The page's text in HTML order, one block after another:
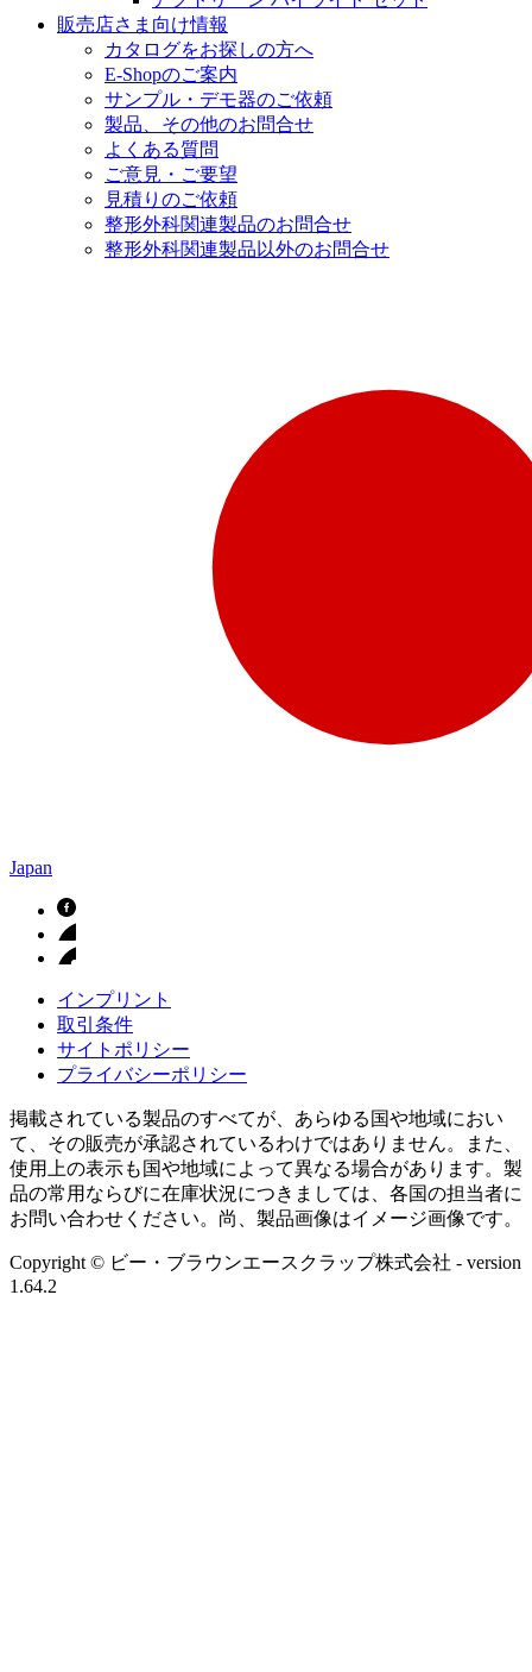
販売店さま向け情報
カタログをお探しの方へ
E-Shopのご案内
サンプル・デモ器のご依頼
製品、その他のお問合せ
よくある質問
ご意見・ご要望
見積りのご依頼
整形外科関連製品のお問合せ
整形外科関連製品以外のお問合せ
Japan
インプリント
取引条件
サイトポリシー
プライバシーポリシー
掲載されている製品のすべてが、あらゆる国や地域におい
て、その販売が承認されているわけではありません。また、
使用上の表示も国や地域によって異なる場合があります。製
品の常用ならびに在庫状況につきましては、各国の担当者に
お問い合わせください。尚、製品画像はイメージ画像です。
Copyright © ビー・ブラウンエースクラップ株式会社 - version
1.64.2